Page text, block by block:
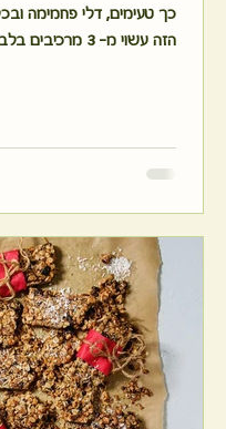
כך טעימים, דלי פחמימה